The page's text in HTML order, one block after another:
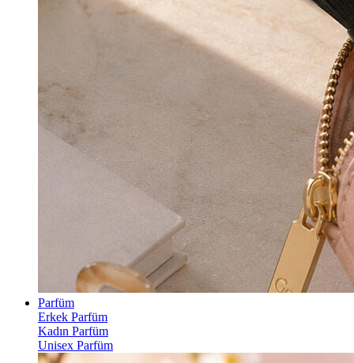
Parfüm
Erkek Parfüm
Kadın Parfüm
Unisex Parfüm